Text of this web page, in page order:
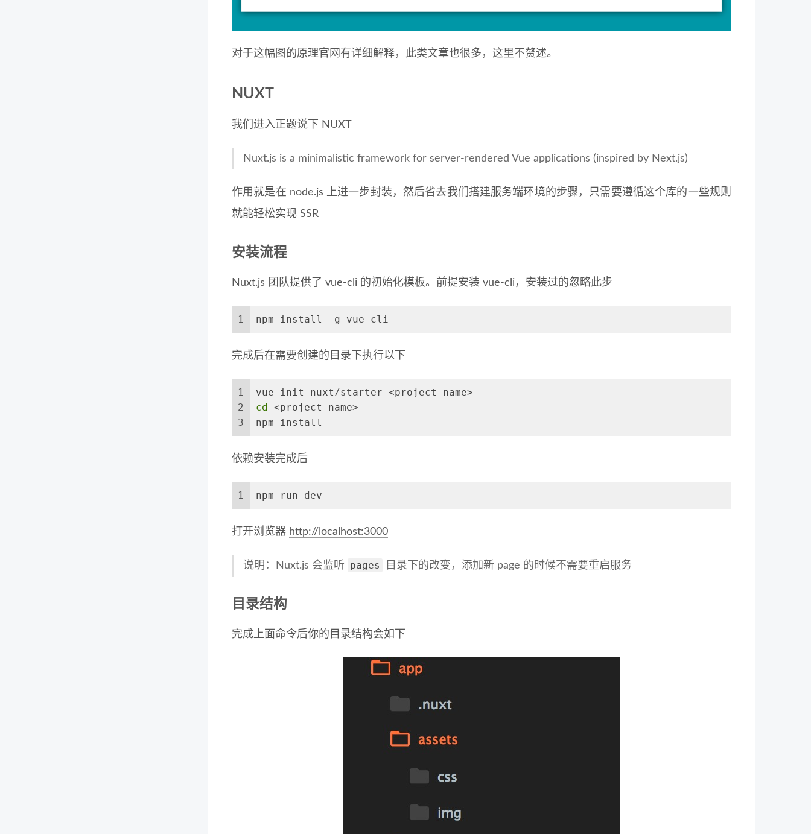
对于这幅图的原理官网有详细解释，此类文章也很多，这里不赘述。
NUXT
我们进入正题说下 NUXT
Nuxt.js is a minimalistic framework for server-rendered Vue applications (inspired by Next.js)
作用就是在 node.js 上进一步封装，然后省去我们搭建服务端环境的步骤，只需要遵循这个库的一些规则
就能轻松实现 SSR
安装流程
Nuxt.js 团队提供了 vue-cli 的初始化模板。前提安装 vue-cli，安装过的忽略此步
1 npm install -g vue-cli
完成后在需要创建的目录下执行以下
1
2
3
vue init nuxt/starter <project-name>
cd <project-name>
npm install
依赖安装完成后
1 npm run dev
打开浏览器 http://localhost:3000
说明：Nuxt.js 会监听 pages 目录下的改变，添加新 page 的时候不需要重启服务
目录结构
完成上面命令后你的目录结构会如下